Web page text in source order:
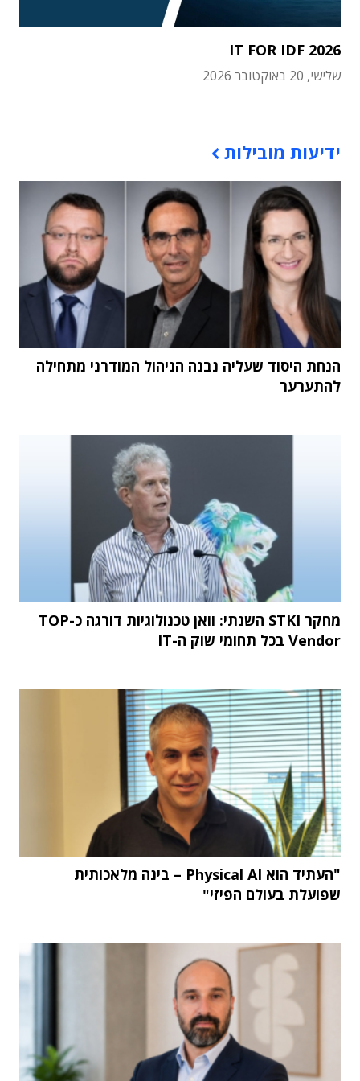
IT FOR IDF 2026
שלישי, 20 באוקטובר 2026
ידיעות מובילות
הנחת היסוד שעליה נבנה הניהול המודרני מתחילה
להתערער
מחקר STKI השנתי: וואן טכנולוגיות דורגה כ-TOP
Vendor בכל תחומי שוק ה-IT
"העתיד הוא Physical AI – בינה מלאכותית
שפועלת בעולם הפיזי"